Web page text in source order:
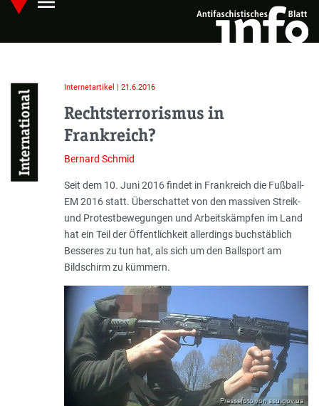
Skip
main
Hauptmenü öffnen
International
Internetartikel | 21.6.2016
Rechtsterrorismus in
Frankreich?
Bernard Schmid
Einleitung
Seit dem 10. Juni 2016 findet in Frankreich die Fußball-
EM 2016 statt. Überschattet von den massiven Streik-
und Protestbewegungen und Arbeitskämpfen im Land
hat ein Teil der Öffentlichkeit allerdings buchstäblich
Besseres zu tun hat, als sich um den Ballsport am
Bildschirm zu kümmern.
Pressefoto von ssu.gov.ua